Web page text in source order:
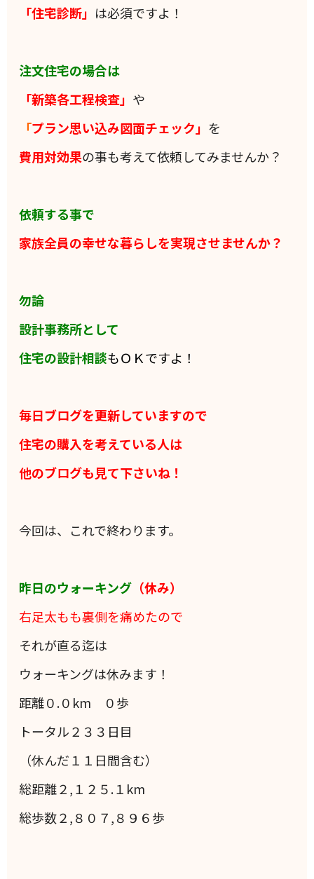
「住宅診断」 は必須ですよ！
注文住宅の場合は
「新築各工程検査」 や
「プラン思い込み図面チェック」 を
費用対効果の事も考えて依頼してみませんか？
依頼する事で
家族全員の幸せな暮らしを実現させませんか？
勿論
設計事務所として
住宅の設計相談もＯＫですよ！
毎日ブログを更新していますので
住宅の購入を考えている人は
他のブログも見て下さいね！
今回は、これで終わります。
昨日のウォーキング （休み）
右足太もも裏側を痛めたので
それが直る迄は
ウォーキングは休みます！
距離０.０km ０歩
トータル２３３日目
（休んだ１１日間含む）
総距離２,１２５.１km
総歩数２,８０７,８９６歩